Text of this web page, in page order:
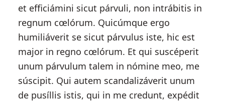
et efficiámini sicut párvuli, non intrábitis in
regnum cœlórum. Quicúmque ergo
humiliáverit se sicut párvulus iste, hic est
major in regno cœlórum. Et qui suscéperit
unum párvulum talem in nómine meo, me
súscipit. Qui autem scandalizáverit unum
de pusíllis istis, qui in me credunt, expédit